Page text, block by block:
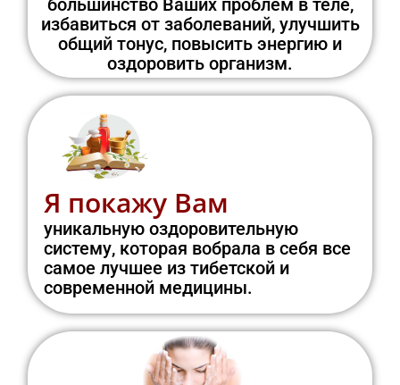
большинство Ваших проблем в теле,
избавиться от заболеваний, улучшить
общий тонус, повысить энергию и
оздоровить организм.
Я покажу Вам
уникальную оздоровительную
систему, которая вобрала в себя все
самое лучшее из тибетской и
современной медицины.